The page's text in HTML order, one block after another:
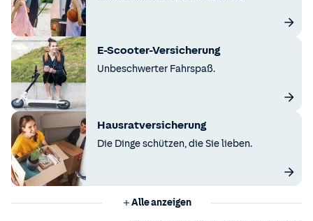
E-Scooter-Versicherung
Unbeschwerter Fahrspaß.
Hausratversicherung
Die Dinge schützen, die Sie lieben.
Alle anzeigen